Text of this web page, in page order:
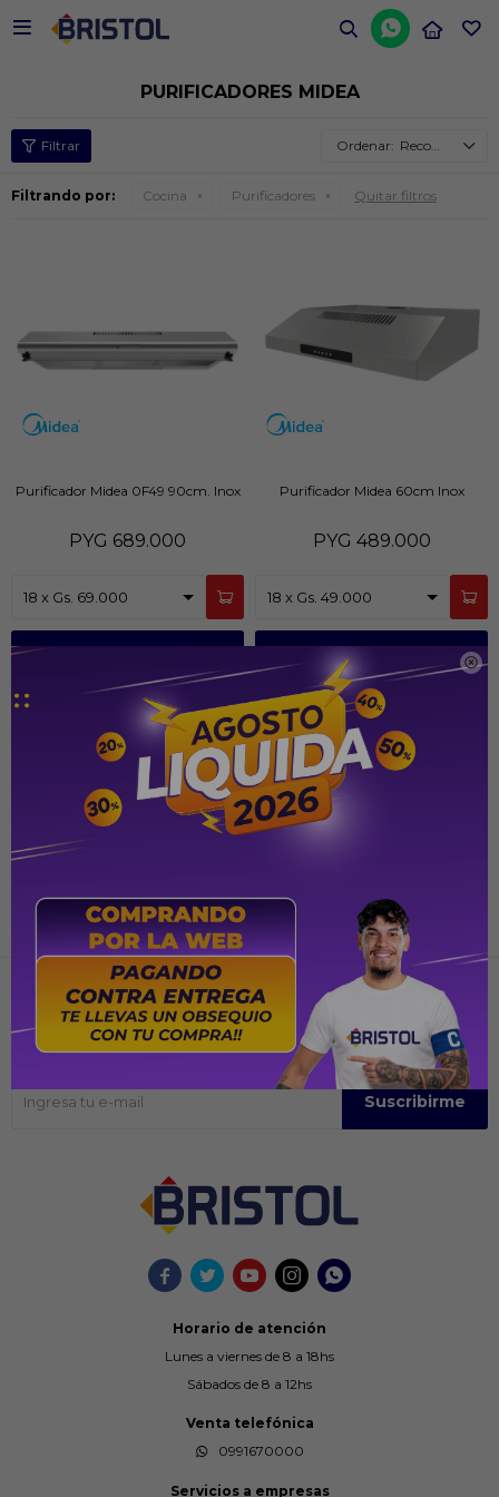



PURIFICADORES MIDEA
Recomendados
Filtrando por: Cocina Purificadores Quitar filtros
Purificador Midea 0F49 90cm. Inox
PYG 689.000
Purificador Midea 60cm Inox
PYG 489.000
    
Horario de atención
Lunes a viernes de 8 a 18hs
Sábados de 8 a 12hs
Venta telefónica
0991670000
Servicios a empresas
Recibir ofertas y promociones
Suscríbase para obtener información sobre productos y cupones
Suscribirme